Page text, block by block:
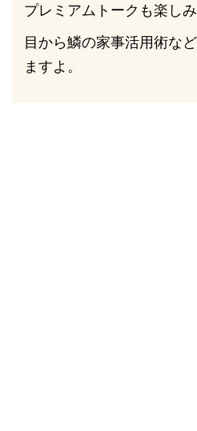
プレミアムトークも楽しみ
目から鱗の家事活用術な
ますよ。